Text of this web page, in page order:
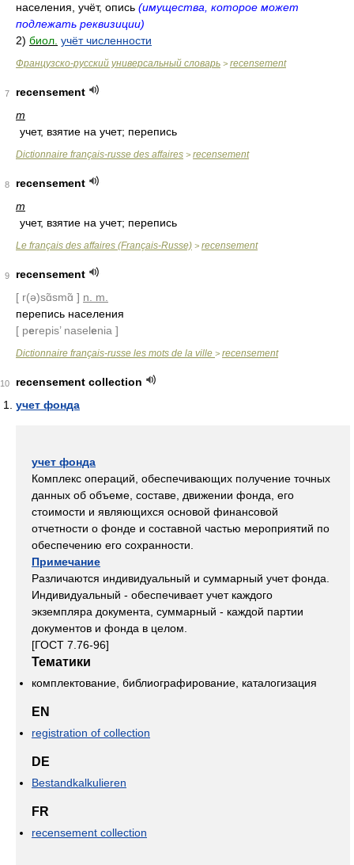
населения, учёт, опись (имущества, которое может
подлежать реквизиции)
2) биол. учёт численности
Французско-русский универсальный словарь > recensement
7
recensement
m
учет, взятие на учет; перепись
Dictionnaire français-russe des affaires > recensement
8
recensement
m
учет, взятие на учет; перепись
Le français des affaires (Français-Russe) > recensement
9
recensement
[ r(ə)sɑ̃smɑ̃ ] n. m.
перепись населения
[ perepis’ naselenia ]
Dictionnaire français-russe les mots de la ville > recensement
10
recensement collection
учет фонда
учет фонда
Комплекс операций, обеспечивающих получение точных
данных об объеме, составе, движении фонда, его
стоимости и являющихся основой финансовой
отчетности о фонде и составной частью мероприятий по
обеспечению его сохранности.
Примечание
Различаются индивидуальный и суммарный учет фонда.
Индивидуальный - обеспечивает учет каждого
экземпляра документа, суммарный - каждой партии
документов и фонда в целом.
[ГОСТ 7.76-96]
Тематики
комплектование, библиографирование, каталогизация
EN
registration of collection
DE
Bestandkalkulieren
FR
recensement collection